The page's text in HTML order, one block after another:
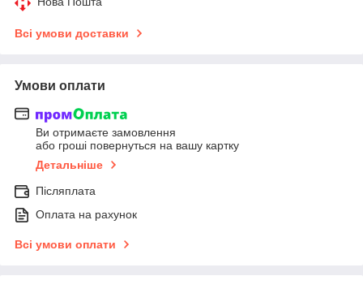
Всі умови доставки
Умови оплати
Ви отримаєте замовлення
або гроші повернуться на вашу картку
Детальніше
Післяплата
Оплата на рахунок
Всі умови оплати